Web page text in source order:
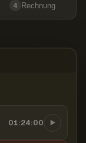
4 Rechnung
01:24:00